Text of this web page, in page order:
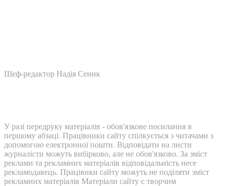
Шеф-редактор Надія Сеник
У разі передруку матеріалів - обов'язкове посилання в
першому абзаці. Працівники сайту спілкується з читачами з
допомогою електронної пошти. Відповідати на листи
журналісти можуть вибірково, але не обов'язково. За зміст
реклами та рекламних матеріалів відповідальність несе
рекламодавець. Працівнки сайту можуть не поділяти зміст
рекламних матеріалів Матеріали сайту є творчим